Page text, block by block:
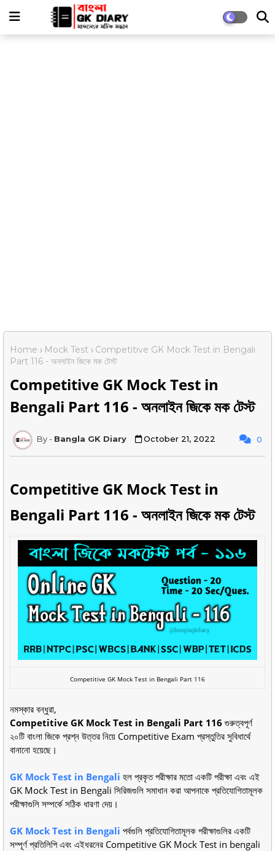
Home Mock Test
Competitive GK Mock Test in Bengali
Part 116 - অনলাইন জিকে মক টেস্ট
Competitive GK Mock Test in
Bengali Part 116 - অনলাইন জিকে মক টেস্ট
Bangla GK Diary October 21, 2022 0
Competitive GK Mock Test in
Bengali Part 116 - অনলাইন জিকে মক টেস্ট
Competitive GK Mock Test in Bengali Part 116
নমস্কার বন্ধুরা,
Competitive GK Mock Test in Bengali Part 116 গুরুত্বপূর্ণ
২০টি বাংলা জিকে প্রশ্ন উত্তর নিয়ে Competitive Exam প্রস্তুতির সুবিধার্থে
বানানো হয়েছে।
GK Mock Test in Bengali হল প্রকৃত পরীক্ষার মতো একটি পরীক্ষা এবং এই
GK Mock Test in Bengali সিরিজগুলি সমাধান করা আপনাকে প্রতিযোগিতামূলক
পরীক্ষাগুলি সম্পর্কে সঠিক ধারণা দেয়।
GK Mock Test in Bengali পর্বগুলি প্রতিযোগিতামূলক পরীক্ষাগুলির একটি
সম্পূর্ণ প্রতিলিপি এবং এইধরনের Competitive GK Mock Test in bengali